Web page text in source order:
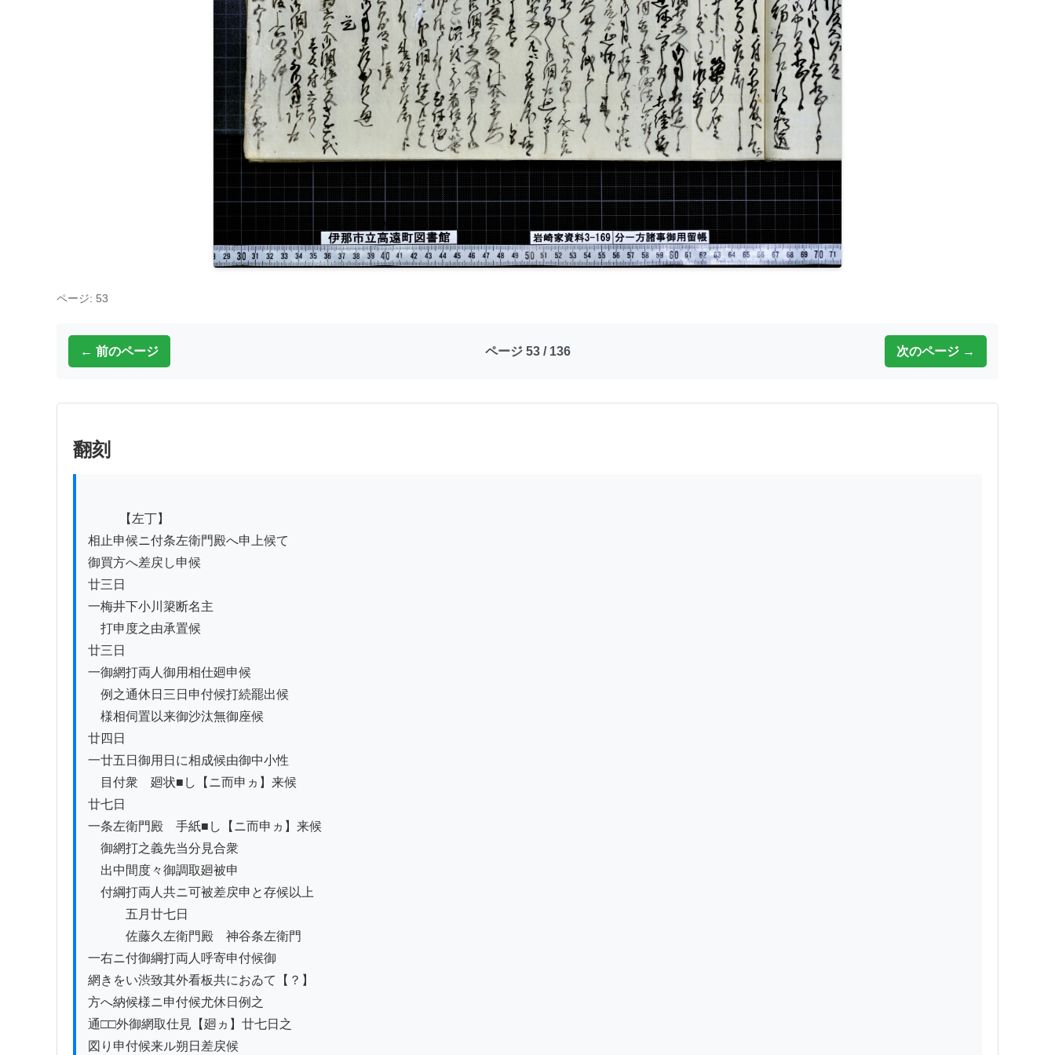
ページ: 53
← 前のページ ページ 53 / 136 次のページ →
翻刻
相止申候ニ付条左衛門殿へ申上候て
御買方へ差戻し申候
廿三日
一梅井下小川簗断名主
打申度之由承置候
廿三日
一御網打両人御用相仕廻申候
例之通休日三日申付候打続罷出候
様相伺置以来御沙汰無御座候
廿四日
一廿五日御用日に相成候由御中小性
目付衆ゟ廻状■し【ニ而申ヵ】来候
廿七日
一条左衛門殿ゟ手紙■し【ニ而申ヵ】来候
御網打之義先当分見合衆
出中間度々御調取廻被申
付綱打両人共ニ可被差戻申と存候以上
五月廿七日
佐藤久左衛門殿　神谷条左衛門
一右ニ付御綱打両人呼寄申付候御
網きをい渋致其外看板共におゐて【？】
方へ納候様ニ申付候尤休日例之
通□□外御網取仕見【廻ヵ】廿七日之
図り申付候来ル朔日差戻候